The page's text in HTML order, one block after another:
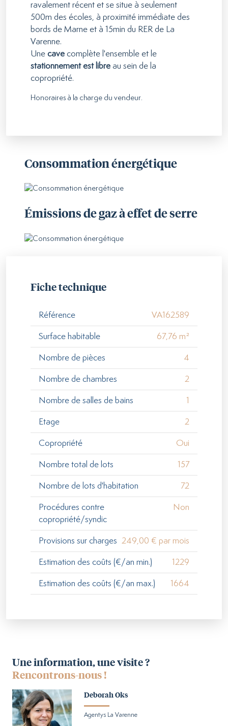
ravalement récent et se situe à seulement
500m des écoles, à proximité immédiate des
bords de Marne et à 15min du RER de La
Varenne.
Une cave complète l'ensemble et le
stationnement est libre au sein de la
copropriété.
Honoraires à la charge du vendeur.
Consommation énergétique
Émissions de gaz à effet de serre
Fiche technique
Référence VA162589
Surface habitable 67,76 m²
Nombre de pièces 4
Nombre de chambres 2
Nombre de salles de bains 1
Etage 2
Copropriété Oui
Nombre total de lots 157
Nombre de lots d'habitation 72
Procédures contre
copropriété/syndic
Non
Provisions sur charges 249,00 € par mois
Estimation des coûts (€/an min.) 1229
Estimation des coûts (€/an max.) 1664
Une information, une visite ?
Rencontrons-nous !
Deborah Oks
Agentys La Varenne